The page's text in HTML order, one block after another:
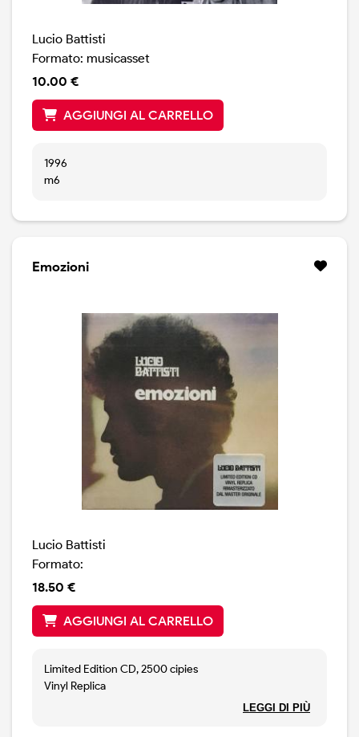
Lucio Battisti
Formato: musicasset
10.00 €
AGGIUNGI AL CARRELLO
1996
m6
Emozioni
Lucio Battisti
Formato:
18.50 €
AGGIUNGI AL CARRELLO
Limited Edition CD, 2500 cipies
Vinyl Replica
Remastered from the original master (ARCHIVIO DEL
LEGGI DI PIÙ